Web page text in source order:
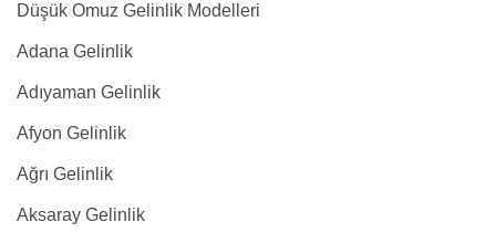
Düşük Omuz Gelinlik Modelleri
Adana Gelinlik
Adıyaman Gelinlik
Afyon Gelinlik
Ağrı Gelinlik
Aksaray Gelinlik